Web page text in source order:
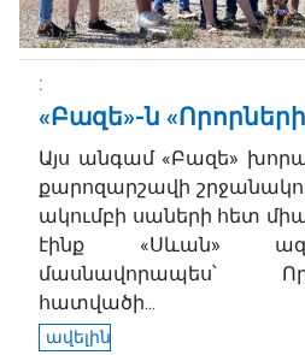
«Բազե»-ն
Այս անգամ «Բազե»
քարոզարշավի
ակումբի սաների հետ
էինք «Սևան»
մասնավորապես՝
հատվածի...
ավելին